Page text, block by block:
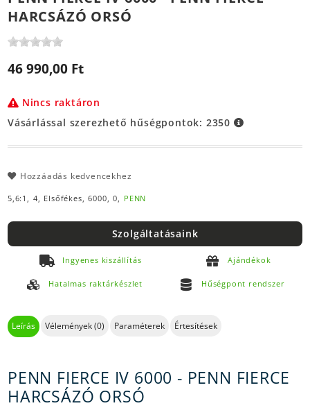
HARCSÁZÓ ORSÓ
46 990,00 Ft
Nincs raktáron
Vásárlással szerezhető hűségpontok: 2350
Hozzáadás kedvencekhez
5,6:1, 4, Elsőfékes, 6000, 0, PENN
Szolgáltatásaink
Ingyenes kiszállítás Ajándékok
Hatalmas raktárkészlet Hűségpont rendszer
Leírás Vélemények (0) Paraméterek Értesítések
PENN FIERCE IV 6000 - PENN FIERCE
HARCSÁZÓ ORSÓ